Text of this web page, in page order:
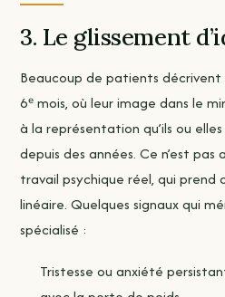
3. Le glissement
Beaucoup de patients décrivent
6ᵉ mois, où leur image dans le
à la représentation qu’ils ou
depuis des années. Ce n’est pas
travail psychique réel, qui prend
linéaire. Quelques signaux qui
spécialisé :
Tristesse ou anxiété